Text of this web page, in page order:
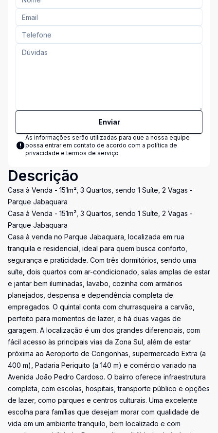
Enviar
As informações serão utilizadas para que a nossa equipe
possa entrar em contato de acordo com a política de
privacidade e termos de serviço
Descrição
Casa à Venda - 151m², 3 Quartos, sendo 1 Suíte, 2 Vagas -
Parque Jabaquara
Casa à Venda - 151m², 3 Quartos, sendo 1 Suíte, 2 Vagas -
Parque Jabaquara
Casa à venda no Parque Jabaquara, localizada em rua
tranquila e residencial, ideal para quem busca conforto,
segurança e praticidade. Com três dormitórios, sendo uma
suíte, dois quartos com ar-condicionado, salas amplas de estar
e jantar bem iluminadas, lavabo, cozinha com armários
planejados, despensa e dependência completa de
empregados. O quintal conta com churrasqueira a carvão,
perfeito para momentos de lazer, e há duas vagas de
garagem. A localização é um dos grandes diferenciais, com
fácil acesso às principais vias da Zona Sul, além de estar
próxima ao Aeroporto de Congonhas, supermercado Extra (a
400 m), Padaria Periquito (a 140 m) e comércio variado na
Avenida João Pedro Cardoso. O bairro oferece infraestrutura
completa, com escolas, hospitais, transporte público e opções
de lazer, como parques e centros culturais. Uma excelente
escolha para famílias que desejam morar com qualidade de
vida em um ambiente tranquilo, bem localizado e com